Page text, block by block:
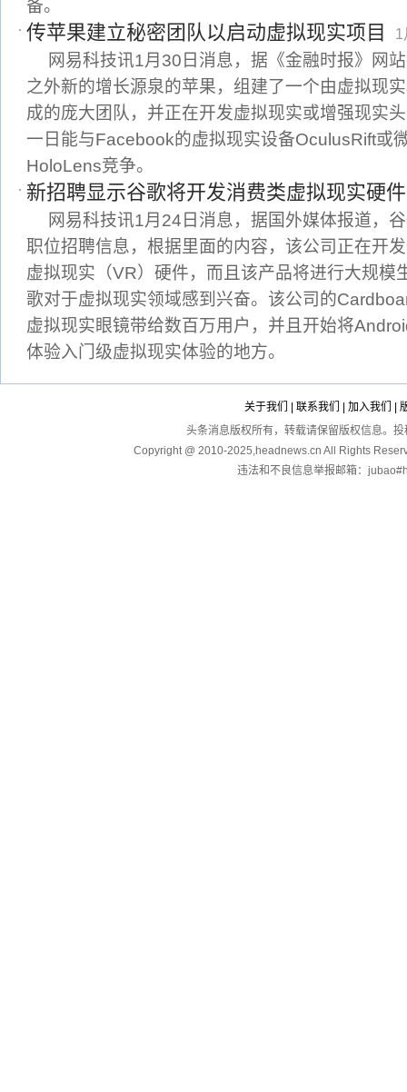
备。
传苹果建立秘密团队以启动虚拟现实项目 1
网易科技讯1月30日消息，据《金融时报》网
之外新的增长源泉的苹果，组建了一个由虚拟现
成的庞大团队，并正在开发虚拟现实或增强现实
一日能与Facebook的虚拟现实设备OculusRift或
HoloLens竞争。
新招聘显示谷歌将开发消费类虚拟现实硬件
网易科技讯1月24日消息，据国外媒体报道，
职位招聘信息，根据里面的内容，该公司正在开
虚拟现实（VR）硬件，而且该产品将进行大规模
歌对于虚拟现实领域感到兴奋。该公司的
虚拟现实眼镜带给数百万用户，并且开始将
体验入门级虚拟现实体验的地方。
关于我们 联系我们 加入我们
头条消息版权所有，转载请保留版权信息。
Copyright @ 2010-2025,headnews.cn All Rights
违法和不良信息举报邮箱：